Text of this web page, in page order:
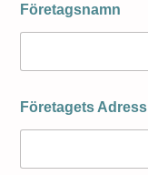
Företagsnamn
Företagets Adress